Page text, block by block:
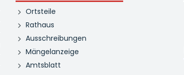
Ortsteile
Rathaus
Ausschreibungen
Mängelanzeige
Amtsblatt